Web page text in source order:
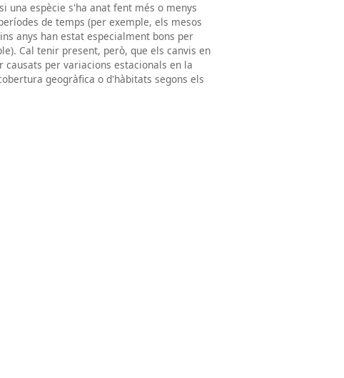
una espècie s'ha anat fent més o menys
de temps (per exemple, els mesos
anys han estat especialment bons per
Cal tenir present, però, que els canvis en
per variacions estacionals en la
geogràfica o d'hàbitats segons els